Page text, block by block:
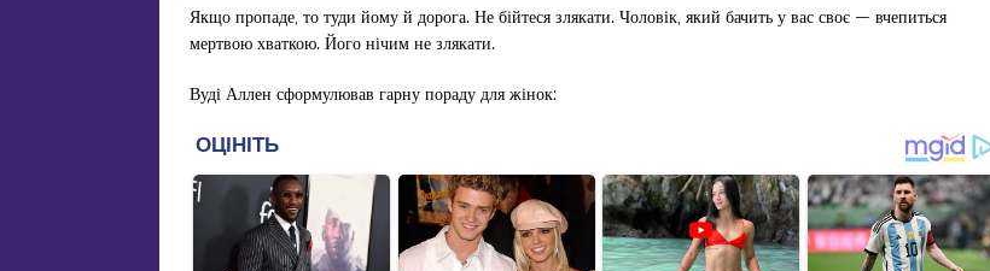
Якщо пропаде, то туди йому й дорога. Не бійтеся злякати. Чоловік, який бачить у вас своє — вчепиться
мертвою хваткою. Його нічим не злякати.
Вуді Аллен сформулював гарну пораду для жінок: